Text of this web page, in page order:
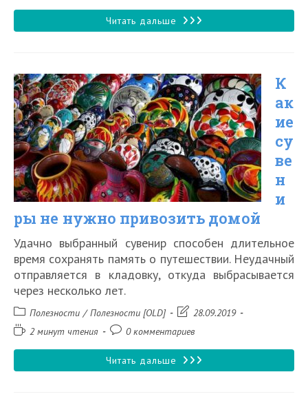
записи:
Читать дальше Какую
следует
надевать
за
границей
К
ак
ие
су
ве
н
и
ры не нужно привозить домой
Удачно выбранный сувенир способен длительное
время сохранять память о путешествии. Неудачный
отправляется в кладовку, откуда выбрасывается
через несколько лет.
Рубрика
записи:
Полезности / Полезности [OLD]
Запись28.09.2019
Время2 минут чтения
Комментарии
записи:
0 комментариев
Читать дальше Какие